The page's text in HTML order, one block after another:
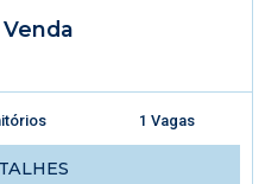
1 Vagas